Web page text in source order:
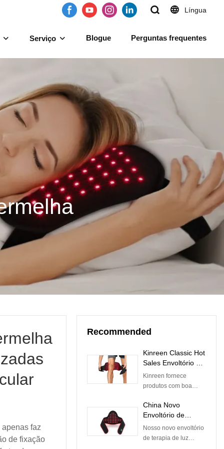
Língua
Serviço Blogue Perguntas frequentes
faz
de fixação
Recommended
Kinreen Classic Hot
Sales Envoltório de
terapia de luz
vermelha com alça
corporal - preço de
fábrica
Kinreen fornece
produtos com boa
econômicos.Aceitamos
todos os tipos de
serviços
personalizados,
China Novo
Envoltório de
Terapia de Luz
Vermelha para
Nosso novo envoltório
de terapia de luz